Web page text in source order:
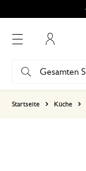
Startseite Küche